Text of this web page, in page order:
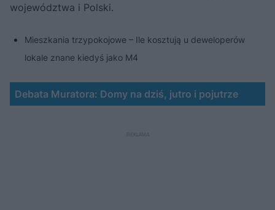
województwa i Polski.
Mieszkania trzypokojowe – Ile kosztują u deweloperów
lokale znane kiedyś jako M4
Debata Muratora: Domy na dziś, jutro i pojutrze